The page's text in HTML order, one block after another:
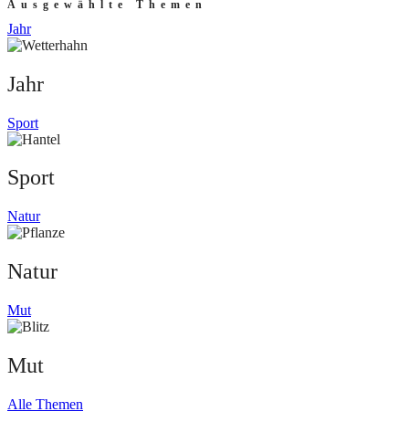
Ausgewählte Themen
Jahr
Jahr
Sport
Sport
Natur
Natur
Mut
Mut
Alle Themen